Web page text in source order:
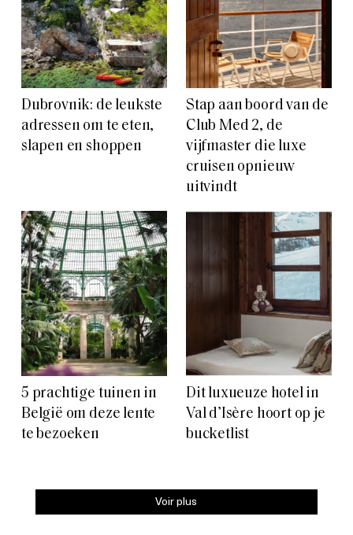
Dubrovnik: de leukste
adressen om te eten,
slapen en shoppen
Stap aan boord van de
Club Med 2, de
vijfmaster die luxe
cruisen opnieuw
uitvindt
5 prachtige tuinen in
België om deze lente
te bezoeken
Dit luxueuze hotel in
Val d’Isère hoort op je
bucketlist
Voir plus